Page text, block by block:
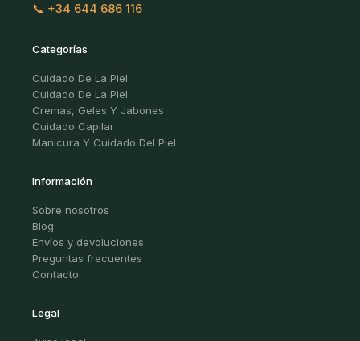
📞 +34 644 686 116
Categorías
Cuidado De La Piel
Cuidado De La Piel
Cremas, Geles Y Jabones
Cuidado Capilar
Manicura Y Cuidado Del Piel
Información
Sobre nosotros
Blog
Envíos y devoluciones
Preguntas frecuentes
Contacto
Legal